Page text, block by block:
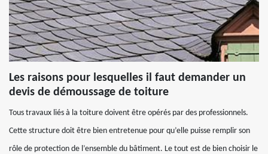
Les raisons pour lesquelles il faut demander un
devis de démoussage de toiture
Tous travaux liés à la toiture doivent être opérés par des professionnels.
Cette structure doit être bien entretenue pour qu’elle puisse remplir son
rôle de protection de l’ensemble du bâtiment. Le tout est de bien choisir le